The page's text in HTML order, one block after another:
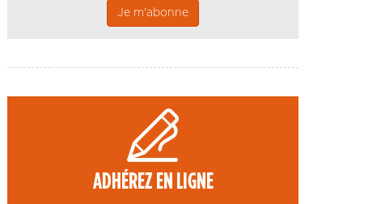
ADHÉREZ EN LIGNE